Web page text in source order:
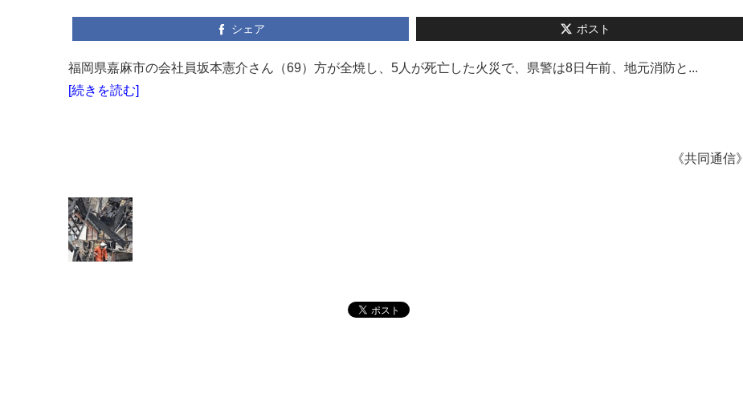
シェア ポスト
福岡県嘉麻市の会社員坂本憲介さん（69）方が全焼し、5人が死亡した火災で、県警は8日午前、地元消防と...
[続きを読む]
《共同通信》